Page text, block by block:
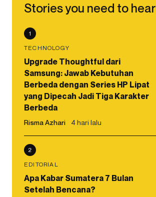
Stories you need to hear
1
TECHNOLOGY
Upgrade Thoughtful dari
Samsung: Jawab Kebutuhan
Berbeda dengan Series HP Lipat
yang Dipecah Jadi Tiga Karakter
Berbeda
Risma Azhari 4 hari lalu
2
EDITORIAL
Apa Kabar Sumatera 7 Bulan
Setelah Bencana?